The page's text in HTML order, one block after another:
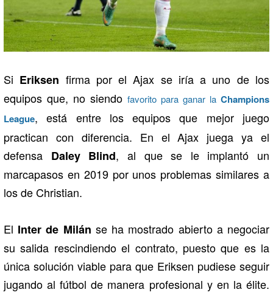
Si Eriksen firma por el Ajax se iría a uno de los
equipos que, no siendo favorito para ganar la Champions
League, está entre los equipos que mejor juego
practican con diferencia. En el Ajax juega ya el
defensa Daley Blind, al que se le implantó un
marcapasos en 2019 por unos problemas similares a
los de Christian.
El Inter de Milán se ha mostrado abierto a negociar
su salida rescindiendo el contrato, puesto que es la
única solución viable para que Eriksen pudiese seguir
jugando al fútbol de manera profesional y en la élite.